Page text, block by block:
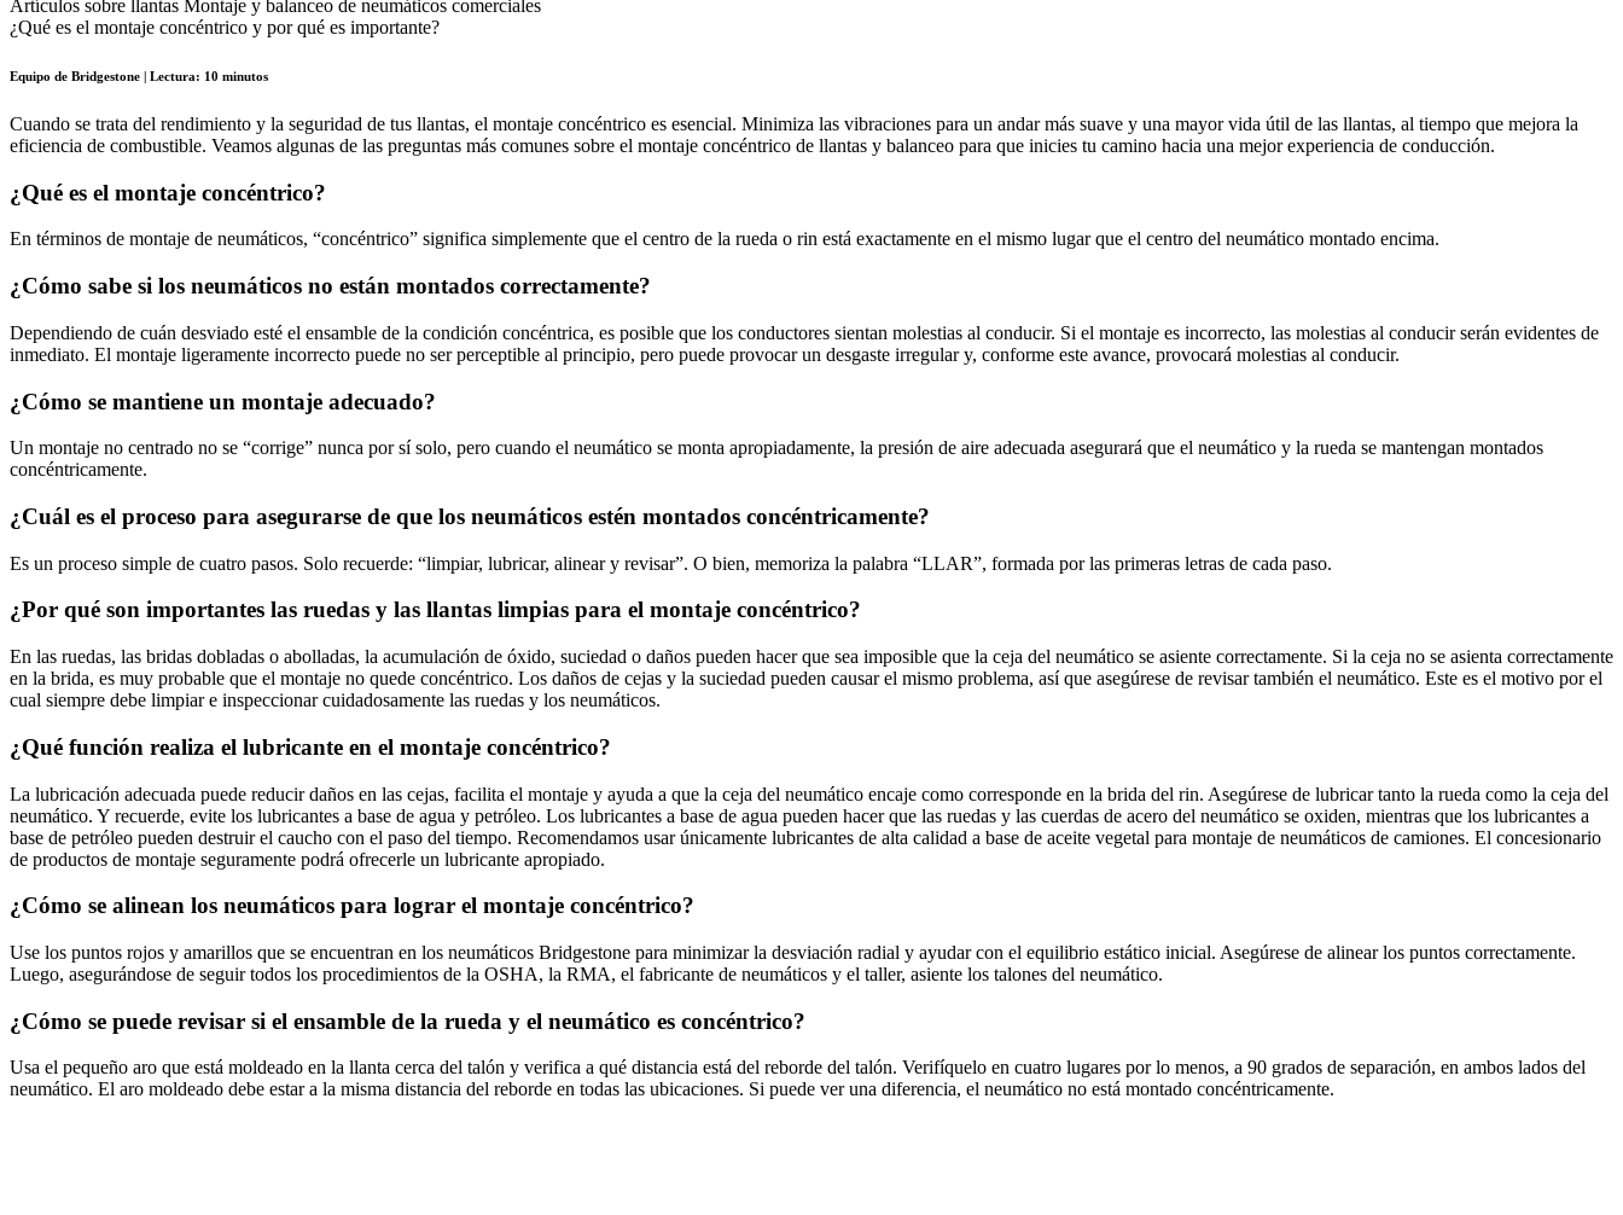
Artículos sobre llantas Montaje y balanceo de neumáticos comerciales
¿Qué es el montaje concéntrico y por qué es importante?
Equipo de Bridgestone | Lectura: 10 minutos
Cuando se trata del rendimiento y la seguridad de tus llantas, el montaje concéntrico es esencial. Minimiza las vibraciones para un andar más suave y una mayor vida útil de las llantas, al tiempo que mejora la
eficiencia de combustible. Veamos algunas de las preguntas más comunes sobre el montaje concéntrico de llantas y balanceo para que inicies tu camino hacia una mejor experiencia de conducción.
¿Qué es el montaje concéntrico?
En términos de montaje de neumáticos, “concéntrico” significa simplemente que el centro de la rueda o rin está exactamente en el mismo lugar que el centro del neumático montado encima.
¿Cómo sabe si los neumáticos no están montados correctamente?
Dependiendo de cuán desviado esté el ensamble de la condición concéntrica, es posible que los conductores sientan molestias al conducir. Si el montaje es incorrecto, las molestias al conducir serán evidentes de
inmediato. El montaje ligeramente incorrecto puede no ser perceptible al principio, pero puede provocar un desgaste irregular y, conforme este avance, provocará molestias al conducir.
¿Cómo se mantiene un montaje adecuado?
Un montaje no centrado no se “corrige” nunca por sí solo, pero cuando el neumático se monta apropiadamente, la presión de aire adecuada asegurará que el neumático y la rueda se mantengan montados
concéntricamente.
¿Cuál es el proceso para asegurarse de que los neumáticos estén montados concéntricamente?
Es un proceso simple de cuatro pasos. Solo recuerde: “limpiar, lubricar, alinear y revisar”. O bien, memoriza la palabra “LLAR”, formada por las primeras letras de cada paso.
¿Por qué son importantes las ruedas y las llantas limpias para el montaje concéntrico?
En las ruedas, las bridas dobladas o abolladas, la acumulación de óxido, suciedad o daños pueden hacer que sea imposible que la ceja del neumático se asiente correctamente. Si la ceja no se asienta correctamente
en la brida, es muy probable que el montaje no quede concéntrico. Los daños de cejas y la suciedad pueden causar el mismo problema, así que asegúrese de revisar también el neumático. Este es el motivo por el
cual siempre debe limpiar e inspeccionar cuidadosamente las ruedas y los neumáticos.
¿Qué función realiza el lubricante en el montaje concéntrico?
La lubricación adecuada puede reducir daños en las cejas, facilita el montaje y ayuda a que la ceja del neumático encaje como corresponde en la brida del rin. Asegúrese de lubricar tanto la rueda como la ceja del
neumático. Y recuerde, evite los lubricantes a base de agua y petróleo. Los lubricantes a base de agua pueden hacer que las ruedas y las cuerdas de acero del neumático se oxiden, mientras que los lubricantes a
base de petróleo pueden destruir el caucho con el paso del tiempo. Recomendamos usar únicamente lubricantes de alta calidad a base de aceite vegetal para montaje de neumáticos de camiones. El concesionario
de productos de montaje seguramente podrá ofrecerle un lubricante apropiado.
¿Cómo se alinean los neumáticos para lograr el montaje concéntrico?
Use los puntos rojos y amarillos que se encuentran en los neumáticos Bridgestone para minimizar la desviación radial y ayudar con el equilibrio estático inicial. Asegúrese de alinear los puntos correctamente.
Luego, asegurándose de seguir todos los procedimientos de la OSHA, la RMA, el fabricante de neumáticos y el taller, asiente los talones del neumático.
¿Cómo se puede revisar si el ensamble de la rueda y el neumático es concéntrico?
Usa el pequeño aro que está moldeado en la llanta cerca del talón y verifica a qué distancia está del reborde del talón. Verifíquelo en cuatro lugares por lo menos, a 90 grados de separación, en ambos lados del
neumático. El aro moldeado debe estar a la misma distancia del reborde en todas las ubicaciones. Si puede ver una diferencia, el neumático no está montado concéntricamente.